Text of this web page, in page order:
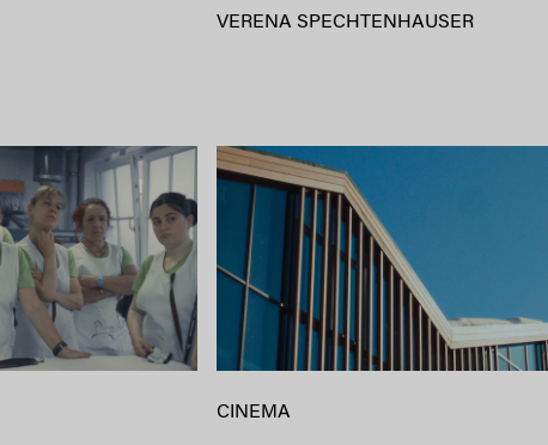
VERENA SPECHTENHAUSER
CINEMA